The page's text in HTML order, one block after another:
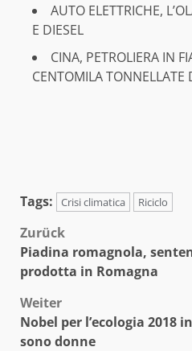
AUTO ELETTRICHE,
E DIESEL
CINA, PETROLIERA IN
CENTOMILA TONNELLATE
Tags: Crisi climatica Riciclo
Zurück
Piadina romagnola,
prodotta in Romagna
Weiter
Nobel per l’ecologia 2018
sono donne